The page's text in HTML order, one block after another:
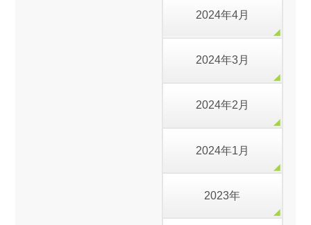
2024年4月
2024年3月
2024年2月
2024年1月
2023年